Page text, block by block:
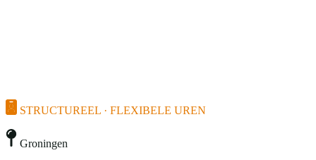
STRUCTUREEL · FLEXIBELE UREN
Groningen